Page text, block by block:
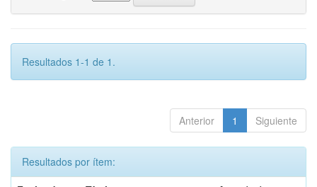
Resultados 1-1 de 1.
Anterior 1 Siguiente
Resultados por ítem: